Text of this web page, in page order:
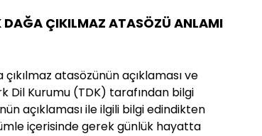
DAĞA ÇIKILMAZ ATASÖZÜ ANLAMI
atasözünün açıklaması ve
Dil Kurumu (TDK) tarafından bilgi
açıklaması ile ilgili bilgi edindikten
içerisinde gerek günlük hayatta